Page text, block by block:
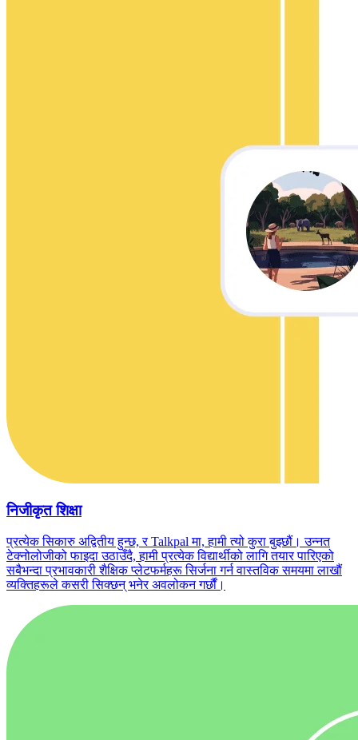
निजीकृत शिक्षा
प्रत्येक सिकारु अद्वितीय हुन्छ, र Talkpal मा, हामी त्यो कुरा बुझ्छौं। उन्नत
टेक्नोलोजीको फाइदा उठाउँदै, हामी प्रत्येक विद्यार्थीको लागि तयार पारिएको
सबैभन्दा प्रभावकारी शैक्षिक प्लेटफर्महरू सिर्जना गर्न वास्तविक समयमा लाखौं
व्यक्तिहरूले कसरी सिक्छन् भनेर अवलोकन गर्छौं।